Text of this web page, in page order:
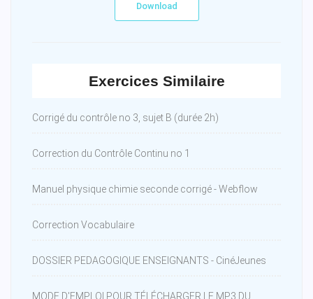
Download
Exercices Similaire
Corrigé du contrôle no 3, sujet B (durée 2h)
Correction du Contrôle Continu no 1
Manuel physique chimie seconde corrigé - Webflow
Correction Vocabulaire
DOSSIER PEDAGOGIQUE ENSEIGNANTS - CinéJeunes
MODE D'EMPLOI POUR TÉLÉCHARGER LE MP3 DU